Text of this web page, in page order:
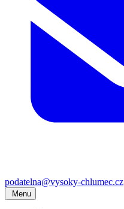
podatelna@vysoky-chlumec.cz
Menu